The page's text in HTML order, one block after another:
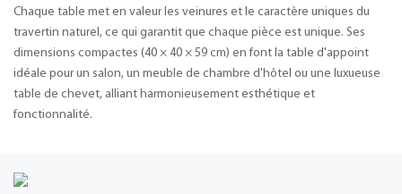
Chaque table met en valeur les veinures et le caractère uniques du
travertin naturel, ce qui garantit que chaque pièce est unique. Ses
dimensions compactes (40 × 40 × 59 cm) en font la table d'appoint
idéale pour un salon, un meuble de chambre d'hôtel ou une luxueuse
table de chevet, alliant harmonieusement esthétique et
fonctionnalité.